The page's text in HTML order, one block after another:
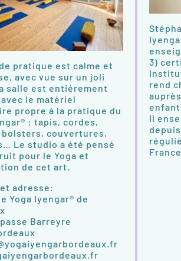
pratique est calme et
avec vue sur un joli
salle est entiérement
le matériel
propre à la pratique du
: tapis, cordes,
couvertures,
Le studio a été pensé
pour le Yoga et
de cet art.
adresse:
Yoga Iyengar® de
Barreyre
3)
rend
Il